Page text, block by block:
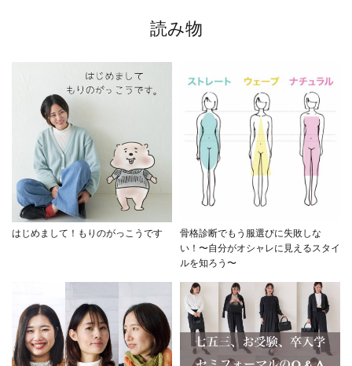
読み物
はじめまして！もりのがっこうです
骨格診断でもう服選びに失敗しな
い！〜自分がオシャレに見えるスタイ
ルを知ろう〜